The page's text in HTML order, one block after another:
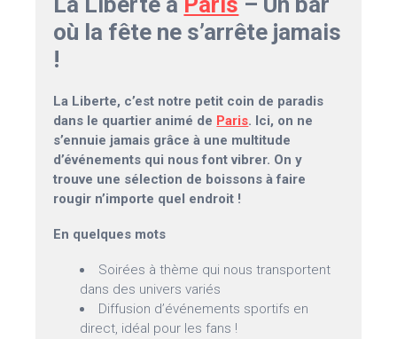
où la fête ne s’arrête jamais
!
La Liberte, c’est notre petit coin de paradis
dans le quartier animé de Paris. Ici, on ne
s’ennuie jamais grâce à une multitude
d’événements qui nous font vibrer. On y
trouve une sélection de boissons à faire
rougir n’importe quel endroit !
En quelques mots
Soirées à thème qui nous transportent
dans des univers variés
Diffusion d’événements sportifs en
direct, idéal pour les fans !